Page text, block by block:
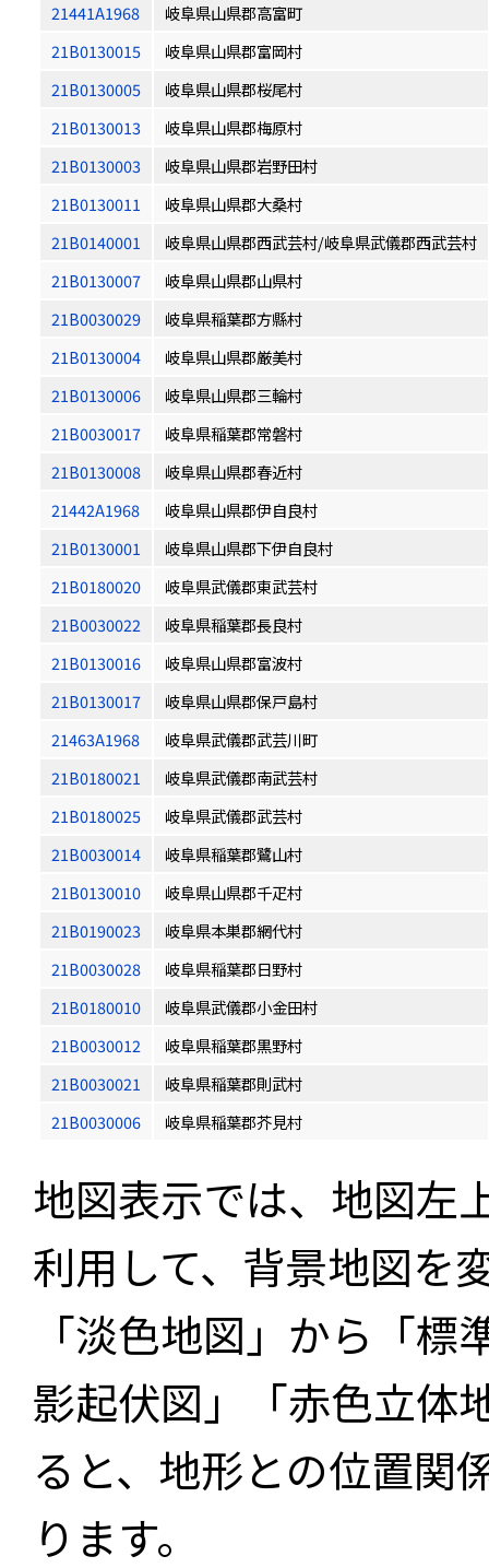
21441A1968
岐阜県山県郡高富町
21B0130015
岐阜県山県郡富岡村
21B0130005
岐阜県山県郡桜尾村
21B0130013
岐阜県山県郡梅原村
21B0130003
岐阜県山県郡岩野田村
21B0130011
岐阜県山県郡大桑村
21B0140001
岐阜県山県郡西武芸村/岐阜県武儀郡西武芸村
21B0130007
岐阜県山県郡山県村
21B0030029
岐阜県稲葉郡方縣村
21B0130004
岐阜県山県郡厳美村
21B0130006
岐阜県山県郡三輪村
21B0030017
岐阜県稲葉郡常磐村
21B0130008
岐阜県山県郡春近村
21442A1968
岐阜県山県郡伊自良村
21B0130001
岐阜県山県郡下伊自良村
21B0180020
岐阜県武儀郡東武芸村
21B0030022
岐阜県稲葉郡長良村
21B0130016
岐阜県山県郡富波村
21B0130017
岐阜県山県郡保戸島村
21463A1968
岐阜県武儀郡武芸川町
21B0180021
岐阜県武儀郡南武芸村
21B0180025
岐阜県武儀郡武芸村
21B0030014
岐阜県稲葉郡鷺山村
21B0130010
岐阜県山県郡千疋村
21B0190023
岐阜県本巣郡網代村
21B0030028
岐阜県稲葉郡日野村
21B0180010
岐阜県武儀郡小金田村
21B0030012
岐阜県稲葉郡黒野村
21B0030021
岐阜県稲葉郡則武村
21B0030006
岐阜県稲葉郡芥見村
地図表示では、地図左
利用して、背景地図を
「淡色地図」から「
影起伏図」「赤色立体
ると、地形との位置関
ります。